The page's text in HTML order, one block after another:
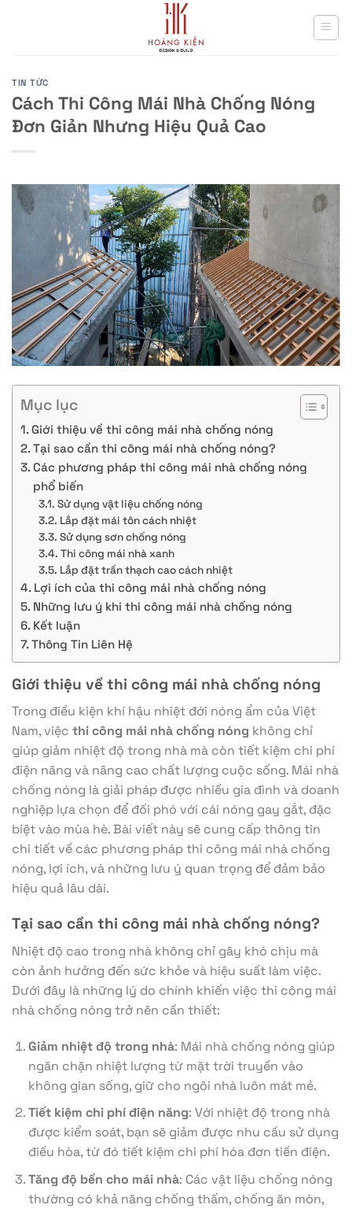
TIN TỨC
Cách Thi Công Mái Nhà Chống Nóng
Đơn Giản Nhưng Hiệu Quả Cao
Mục lục
Giới thiệu về thi công mái nhà chống nóng
Tại sao cần thi công mái nhà chống nóng?
Các phương pháp thi công mái nhà chống nóng
phổ biến
Sử dụng vật liệu chống nóng
Lắp đặt mái tôn cách nhiệt
Sử dụng sơn chống nóng
Thi công mái nhà xanh
Lắp đặt trần thạch cao cách nhiệt
Lợi ích của thi công mái nhà chống nóng
Những lưu ý khi thi công mái nhà chống nóng
Kết luận
Thông Tin Liên Hệ
Giới thiệu về thi công mái nhà chống nóng
Trong điều kiện khí hậu nhiệt đới nóng ẩm của Việt
Nam, việc thi công mái nhà chống nóng không chỉ
giúp giảm nhiệt độ trong nhà mà còn tiết kiệm chi phí
điện năng và nâng cao chất lượng cuộc sống. Mái nhà
chống nóng là giải pháp được nhiều gia đình và doanh
nghiệp lựa chọn để đối phó với cái nóng gay gắt, đặc
biệt vào mùa hè. Bài viết này sẽ cung cấp thông tin
chi tiết về các phương pháp thi công mái nhà chống
nóng, lợi ích, và những lưu ý quan trọng để đảm bảo
hiệu quả lâu dài.
Tại sao cần thi công mái nhà chống nóng?
Nhiệt độ cao trong nhà không chỉ gây khó chịu mà
còn ảnh hưởng đến sức khỏe và hiệu suất làm việc.
Dưới đây là những lý do chính khiến việc thi công mái
nhà chống nóng trở nên cần thiết:
Giảm nhiệt độ trong nhà: Mái nhà chống nóng giúp
ngăn chặn nhiệt lượng từ mặt trời truyền vào
không gian sống, giữ cho ngôi nhà luôn mát mẻ.
Tiết kiệm chi phí điện năng: Với nhiệt độ trong nhà
được kiểm soát, bạn sẽ giảm được nhu cầu sử dụng
điều hòa, từ đó tiết kiệm chi phí hóa đơn tiền điện.
Tăng độ bền cho mái nhà: Các vật liệu chống nóng
thường có khả năng chống thấm, chống ăn mòn,